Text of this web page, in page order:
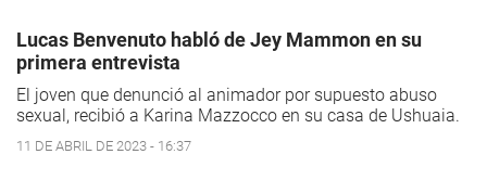
Lucas Benvenuto habló de Jey Mammon en su
primera entrevista
El joven que denunció al animador por supuesto abuso
sexual, recibió a Karina Mazzocco en su casa de Ushuaia.
11 DE ABRIL DE 2023 - 16:37